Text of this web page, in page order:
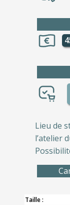
Lieu de
l’atelier
Taille :